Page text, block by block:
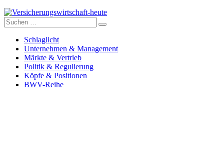
Versicherungswirtschaft-heute
Suche
nach:
Schlaglicht
Unternehmen & Management
Märkte & Vertrieb
Politik & Regulierung
Köpfe & Positionen
BWV-Reihe